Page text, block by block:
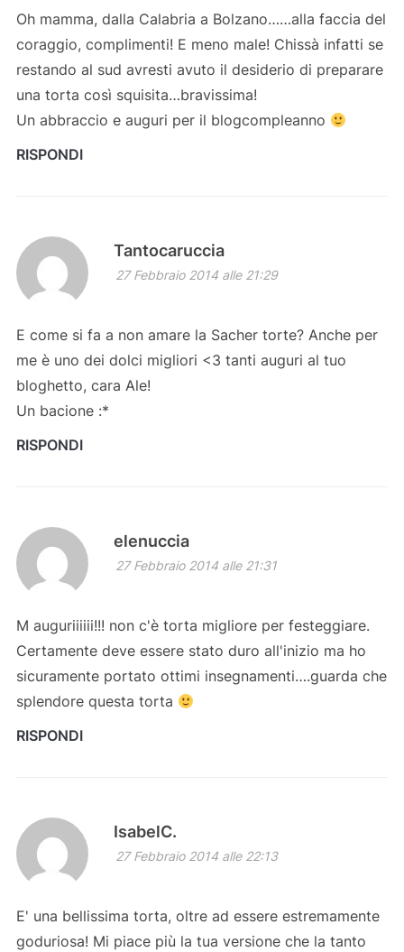
Oh mamma, dalla Calabria a Bolzano……alla faccia del
coraggio, complimenti! E meno male! Chissà infatti se
restando al sud avresti avuto il desiderio di preparare
una torta così squisita…bravissima!
Un abbraccio e auguri per il blogcompleanno
RISPONDI
Tantocaruccia
27 Febbraio 2014 alle 21:29
E come si fa a non amare la Sacher torte? Anche per
me è uno dei dolci migliori <3 tanti auguri al tuo
bloghetto, cara Ale!
Un bacione :*
RISPONDI
elenuccia
27 Febbraio 2014 alle 21:31
M auguriiiiii!!! non c'è torta migliore per festeggiare.
Certamente deve essere stato duro all'inizio ma ho
sicuramente portato ottimi insegnamenti….guarda che
splendore questa torta
RISPONDI
IsabelC.
27 Febbraio 2014 alle 22:13
E' una bellissima torta, oltre ad essere estremamente
goduriosa! Mi piace più la tua versione che la tanto